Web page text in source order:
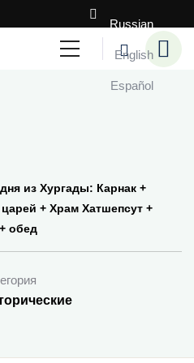
Russian
English
Español
из Хургады: Карнак +
+ Храм Хатшепсут +
обед